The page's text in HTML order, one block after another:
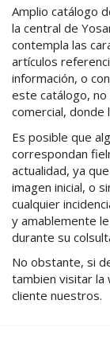
Amplio catálogo
la central de
contempla las
artículos
información, o
este catálogo,
comercial,
Es posible que
correspondan
actualidad, ya
imagen inicial, o
cualquier
y amablemente
durante su
No obstante, si
tambien visitar la
cliente nuestros.